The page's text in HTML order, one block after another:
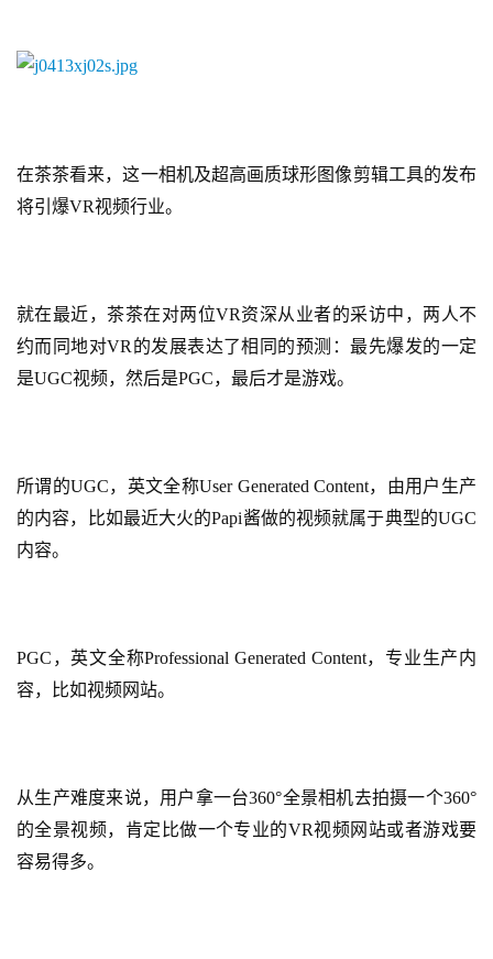
首
茶
原
创
业
界
戏
戏
休
在茶茶看来，这一相机及超高画质球形图像剪辑工具的发布
将引爆VR视频行业。
就在最近，茶茶在对两位VR资深从业者的采访中，两人不
约而同地对VR的发展表达了相同的预测：最先爆发的一定
是UGC视频，然后是PGC，最后才是游戏。
所谓的UGC，英文全称User Generated Content，由用户生产
的内容，比如最近大火的Papi酱做的视频就属于典型的UGC
内容。
PGC，英文全称Professional Generated Content，专业生产内
容，比如视频网站。
从生产难度来说，用户拿一台360°全景相机去拍摄一个360°
的全景视频，肯定比做一个专业的VR视频网站或者游戏要
容易得多。